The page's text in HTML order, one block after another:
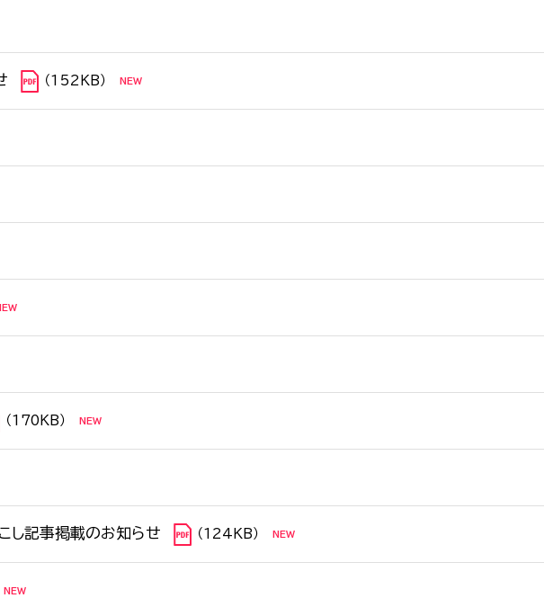
（152KB）
（170KB）
し記事掲載のお知らせ （124KB）